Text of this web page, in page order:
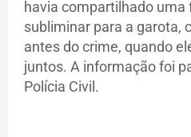
havia compartilhado
subliminar para a garota,
antes do crime, quando
juntos. A informação foi
Polícia Civil.